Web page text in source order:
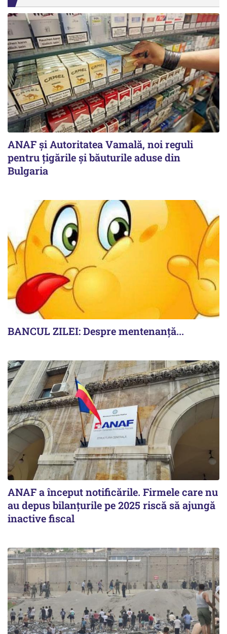
ANAF și Autoritatea Vamală, noi reguli
pentru țigările și băuturile aduse din
Bulgaria
BANCUL ZILEI: Despre mentenanță...
ANAF a început notificările. Firmele care nu
au depus bilanțurile pe 2025 riscă să ajungă
inactive fiscal